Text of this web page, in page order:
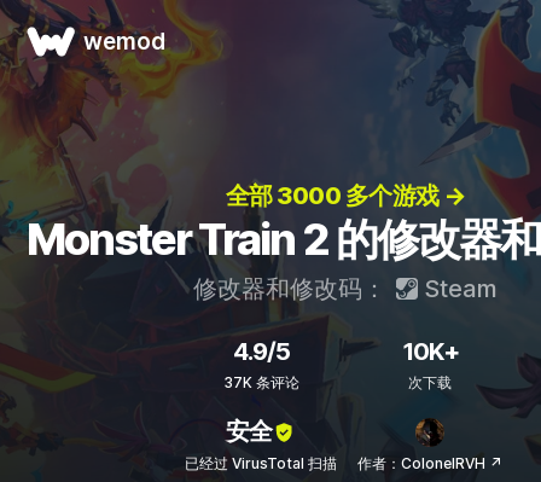
wemod
全部 3000 多个游戏 →
Monster Train 2 的修改器
修改器和修改码： Steam
4.9/5
37K 条评论
10K+
次下载
安全
已经过 VirusTotal 扫描 作者：ColonelRVH ↗